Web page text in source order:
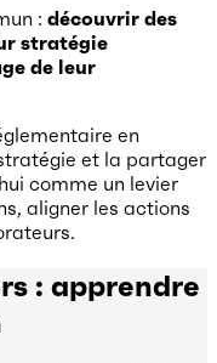
: découvrir des
stratégie
de leur
en
et la partager
comme un levier
aligner les actions
: apprendre